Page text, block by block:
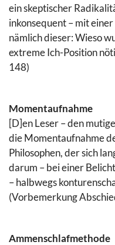
ein skeptischer
inkonsequent – mit
nämlich dieser: Wieso
extreme Ich-Position
148)
Momentaufnahme
[D]en Leser – den
die Momentaufnahme
Philosophen, der sich
darum – bei einer
– halbwegs
(Vorbemerkung
Ammenschlafmethode